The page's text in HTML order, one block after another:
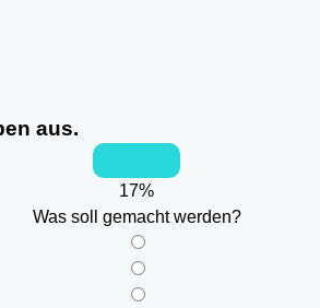
aus.
17%
Was soll gemacht werden?